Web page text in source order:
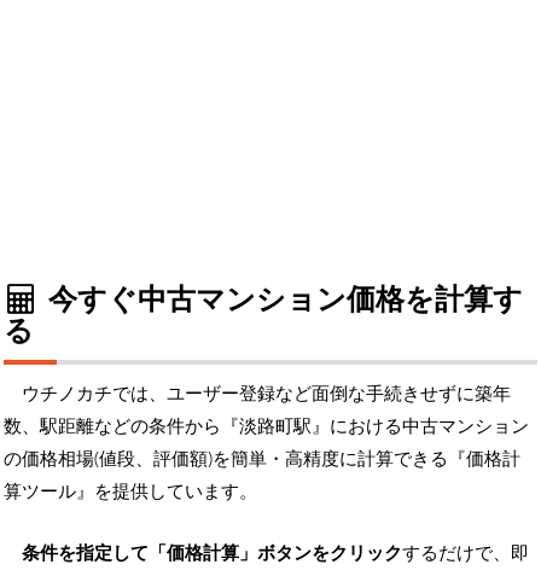
今すぐ中古マンション価格を計算す
る
ウチノカチでは、ユーザー登録など面倒な手続きせずに築年
数、駅距離などの条件から『淡路町駅』における中古マンション
の価格相場(値段、評価額)を簡単・高精度に計算できる『価格計
算ツール』を提供しています。
条件を指定して「価格計算」ボタンをクリックするだけで、即